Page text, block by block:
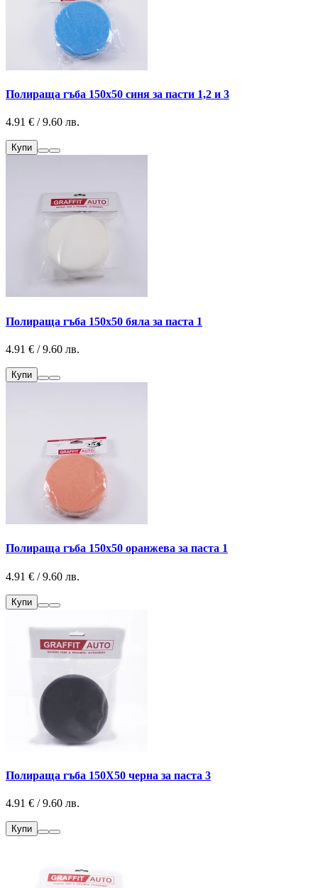
Полираща гъба 150х50 синя за пасти 1,2 и 3
4.91 € / 9.60 лв.
Купи
Полираща гъба 150х50 бяла за паста 1
4.91 € / 9.60 лв.
Купи
Полираща гъба 150х50 оранжева за паста 1
4.91 € / 9.60 лв.
Купи
Полираща гъба 150Х50 черна за паста 3
4.91 € / 9.60 лв.
Купи